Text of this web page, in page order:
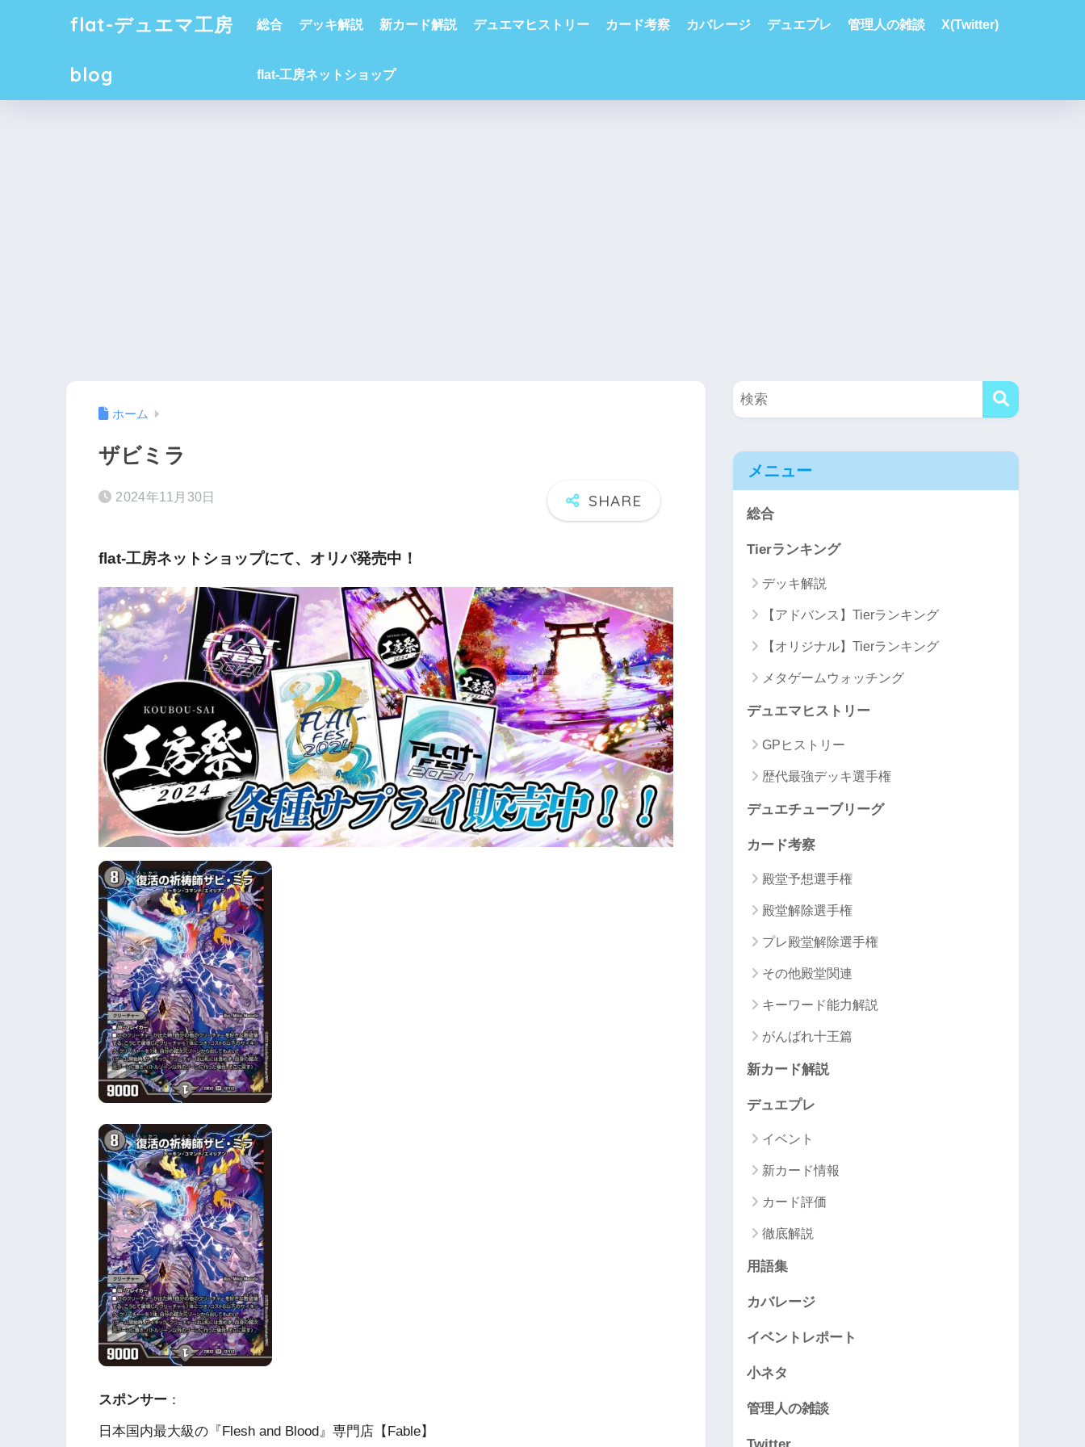
flat-デュエマ工房
blog
総合 デッキ解説 新カード解説 デュエマヒストリー カード考察 カバレージ デュエプレ 管理人の雑談 X(Twitter)
flat-工房ネットショップ
ホーム
ザビミラ
2024年11月30日
flat-工房ネットショップにて、オリパ発売中！
スポンサー ：
日本国内最大級の『Flesh and Blood』専門店【Fable】
メニュー
総合
Tierランキング
デッキ解説
【アドバンス】Tierランキング
【オリジナル】Tierランキング
メタゲームウォッチング
デュエマヒストリー
GPヒストリー
歴代最強デッキ選手権
デュエチューブリーグ
カード考察
殿堂予想選手権
殿堂解除選手権
プレ殿堂解除選手権
その他殿堂関連
キーワード能力解説
がんばれ十王篇
新カード解説
デュエプレ
イベント
新カード情報
カード評価
徹底解説
用語集
カバレージ
イベントレポート
小ネタ
管理人の雑談